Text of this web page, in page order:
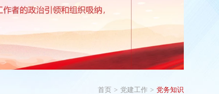
首页 > 党建工作 > 党务知识